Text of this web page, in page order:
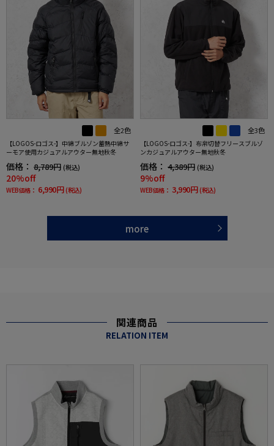
全2色
【LOGOS-ロゴス-】中綿ブルゾン蓄熱中綿サ
ーモア使用カジュアルアウター無地秋冬
価格： 8,789円 (税込)
20%off
WEB価格： 6,990円 (税込)
全3色
【LOGOS-ロゴス-】布帛切替フリースブルゾ
ンカジュアルアウター無地秋冬
価格： 4,389円 (税込)
9%off
WEB価格： 3,990円 (税込)
more
関連商品
RELATION ITEM